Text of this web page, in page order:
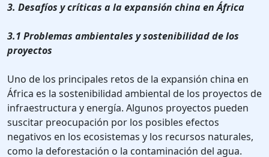
3. Desafíos y críticas a la expansión china en África
3.1 Problemas ambientales y sostenibilidad de los
proyectos
Uno de los principales retos de la expansión china en
África es la sostenibilidad ambiental de los proyectos de
infraestructura y energía. Algunos proyectos pueden
suscitar preocupación por los posibles efectos
negativos en los ecosistemas y los recursos naturales,
como la deforestación o la contaminación del agua.